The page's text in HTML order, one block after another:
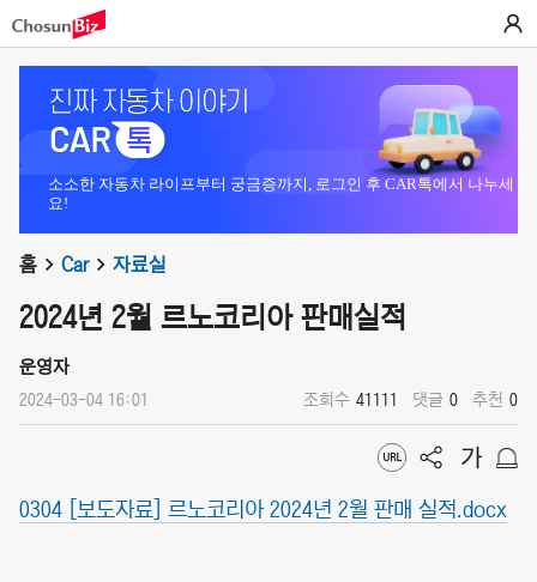
소소한 자동차 라이프부터 궁금증까지, 로그인 후 CAR톡에서 나누세
요!
홈 Car 자료실
2024년 2월 르노코리아 판매실적
운영자
2024-03-04 16:01 조회수 41111 댓글 0 추천 0
0304 [보도자료] 르노코리아 2024년 2월 판매 실적.docx